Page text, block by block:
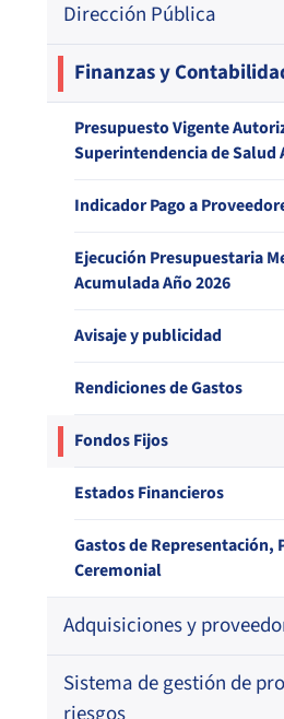
Superintendencia
Organigrama y
Atribuciones de la
DFL N°1, MINSAL
Institucional (MEI)
Balance de Gestión Integral
Bonificación de estímulo por
funcionario/a individual
Satisfacción Usuaria
Estudio de satisfacción de
Sistema de Salud
Estudio de satisfacción de
reguladas – Aseguradoras y
Individuales de Salud
Reclamos contra
Archivo histórico de
Dirección Pública
Finanzas y
Presupuesto Vigente
Superintendencia de Salud
Indicador Pago a
Ejecución Presupuestaria
Acumulada Año 2026
Avisaje y publicidad
Rendiciones de Gastos
Fondos Fijos
Estados Financieros
Gastos de Representación,
Ceremonial
Adquisiciones y
Contrataciones
Sistema de gestión de